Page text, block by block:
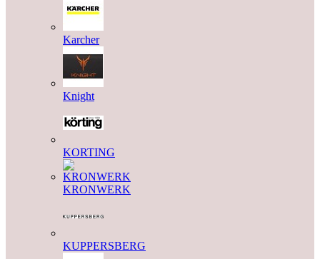
Karcher
Knight
KORTING
KRONWERK
KUPPERSBERG